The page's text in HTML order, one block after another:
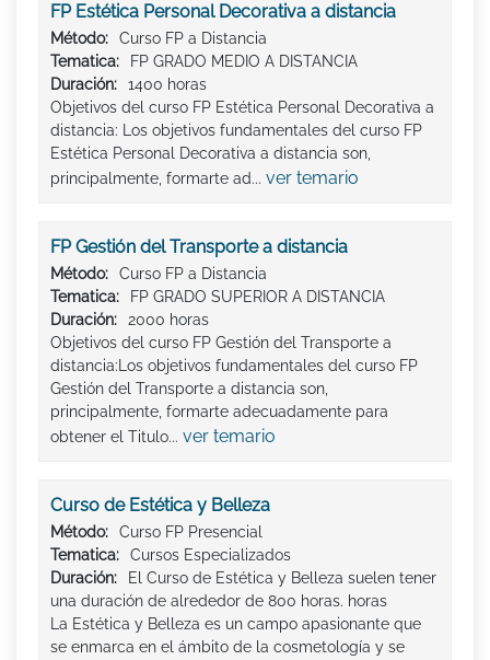
FP Estética Personal Decorativa a distancia
Método:
Curso FP a Distancia
Tematica:
FP GRADO MEDIO A DISTANCIA
Duración:
1400 horas
Objetivos del curso FP Estética Personal Decorativa a
distancia: Los objetivos fundamentales del curso FP
Estética Personal Decorativa a distancia son,
principalmente, formarte ad... ver temario
FP Gestión del Transporte a distancia
Método:
Curso FP a Distancia
Tematica:
FP GRADO SUPERIOR A DISTANCIA
Duración:
2000 horas
Objetivos del curso FP Gestión del Transporte a
distancia:Los objetivos fundamentales del curso FP
Gestión del Transporte a distancia son,
principalmente, formarte adecuadamente para
obtener el Titulo... ver temario
Curso de Estética y Belleza
Método:
Curso FP Presencial
Tematica:
Cursos Especializados
Duración:
El Curso de Estética y Belleza suelen tener
una duración de alrededor de 800 horas. horas
La Estética y Belleza es un campo apasionante que
se enmarca en el ámbito de la cosmetología y se